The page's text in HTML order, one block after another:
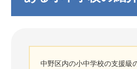
中野区内の小中学校の支援級